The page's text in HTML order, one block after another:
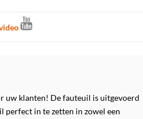
uw klanten! De fauteuil is uitgevoerd
perfect in te zetten in zowel een